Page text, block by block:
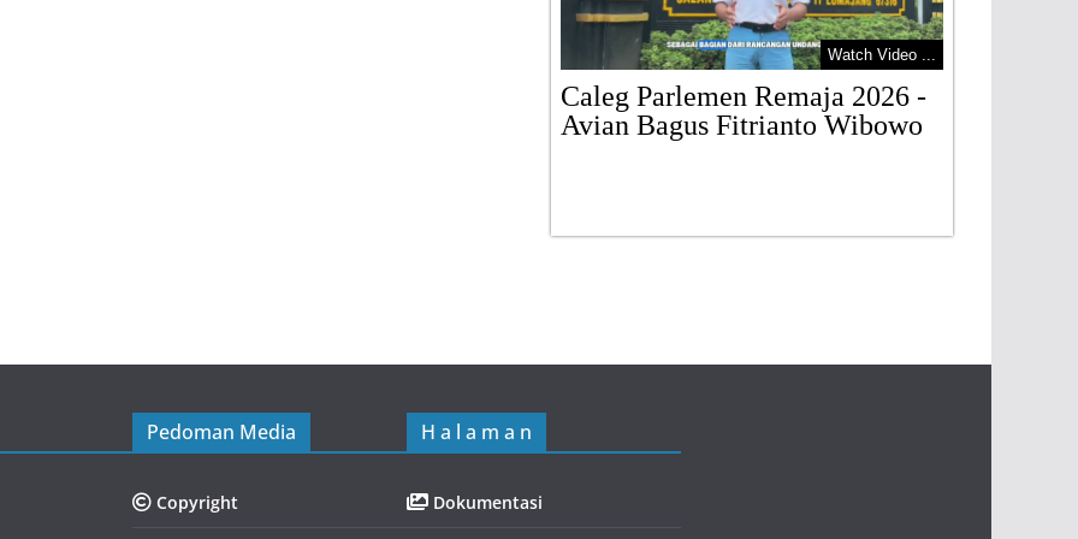
Watch Video ...
Caleg Parlemen Remaja 2026 -
Avian Bagus Fitrianto Wibowo
Pedoman Media
Copyright
H a l a m a n
Dokumentasi